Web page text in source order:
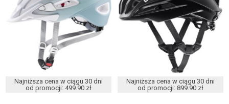
Najniższa cena w ciągu 30 dni
od promocji: 499.90 zł
Najniższa cena w ciągu 30 dni
od promocji: 899.90 zł